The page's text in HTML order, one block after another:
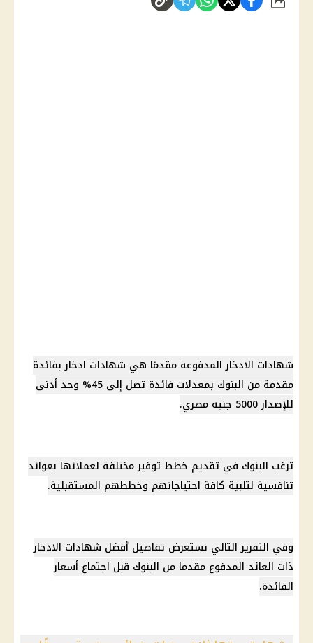
شهادات الادخارالمدفوعة مقدمًا هي شهادات ادخاربفائدة
مقدمة من البنوك بمعدلات فائدة
تصل إلى 45% وحد أدنى
للإصدار 5000
جنيه مصري.
ترغب البنوك في تقديم خطط توفير مختلفة لعملائها بعوائد
تنافسية لتلبية كافة احتياجاتهم وخططهم المستقبلية.
وفي التقرير التالي نستعرض تفاصيل أفضل شهادات الادخار
ذات العائد المدفوع مقدما من البنوك قبل اجتماع أسعار
الفائدة.